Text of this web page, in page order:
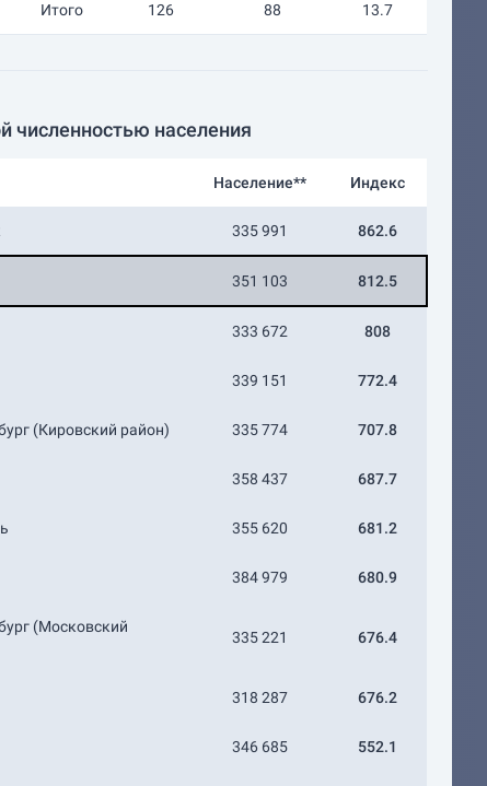
Итого 126 88 13.7
численностью населения
Население** Индекс
335 991 862.6
351 103 812.5
333 672 808
339 151 772.4
(Кировский район) 335 774 707.8
358 437 687.7
355 620 681.2
384 979 680.9
(Московский
335 221 676.4
318 287 676.2
346 685 552.1